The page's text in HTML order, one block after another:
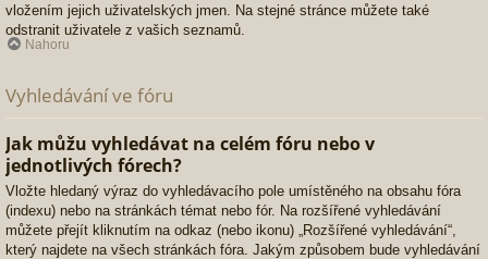
vložením jejich uživatelských jmen. Na stejné stránce můžete také
odstranit uživatele z vašich seznamů.
Nahoru
Vyhledávání ve fóru
Jak můžu vyhledávat na celém fóru nebo v
jednotlivých fórech?
Vložte hledaný výraz do vyhledávacího pole umístěného na obsahu fóra
(indexu) nebo na stránkách témat nebo fór. Na rozšířené vyhledávání
můžete přejít kliknutím na odkaz (nebo ikonu) „Rozšířené vyhledávání“,
který najdete na všech stránkách fóra. Jakým způsobem bude vyhledávání